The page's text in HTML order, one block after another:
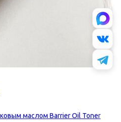
маслом Barrier Oil Toner